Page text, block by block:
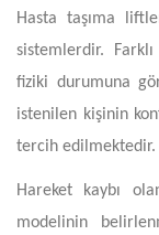
Hasta taşıma
sistemlerdir.
fiziki durumuna
istenilen kişinin
tercih edilmektedir.
Hareket kaybı
modelinin